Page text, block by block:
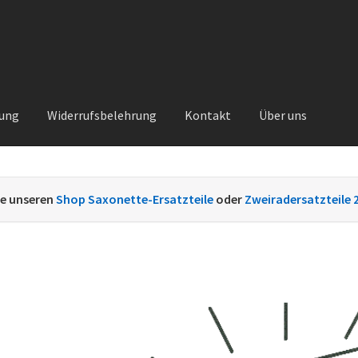
Widerrufsbelehrung Kontakt Über uns
unseren Shop Saxonette-Ersatzteile oder Zweiradersatzteile